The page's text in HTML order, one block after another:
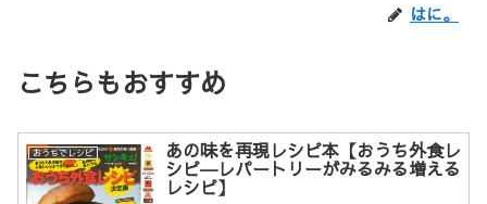
はに。
こちらもおすすめ
おうちでレシピ あの味を再現レシピ本【おうち外食レ
シピ―レパートリーがみるみる増える
レシピ】